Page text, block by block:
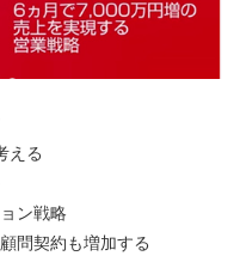
える
ン戦略
問契約も増加する